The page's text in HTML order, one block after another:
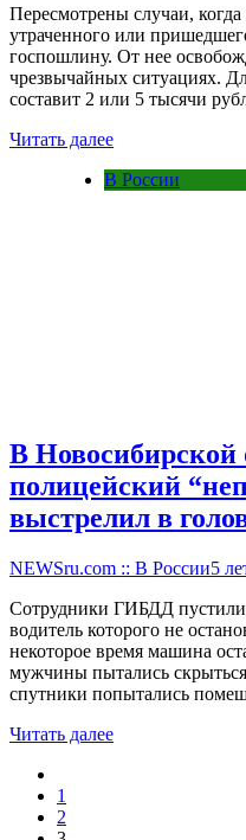
Пересмотрены случаи,
утраченного или
госпошлину. От нее
чрезвычайных ситуациях.
составит 2 или 5 тысячи
Читать далее
В России
В Новосибирской
полицейский
выстрелил в
NEWSru.com :: В России5
Сотрудники ГИБДД
водитель которого не
некоторое время машина
мужчины пытались
спутники попытались
Читать далее
1
2